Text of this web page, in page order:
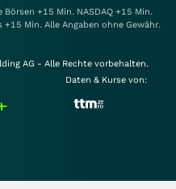
+15 Min. NASDAQ +15 Min.
+15 Min. Alle Angaben ohne Gewähr.
AG - Alle Rechte vorbehalten.
Daten & Kurse von: